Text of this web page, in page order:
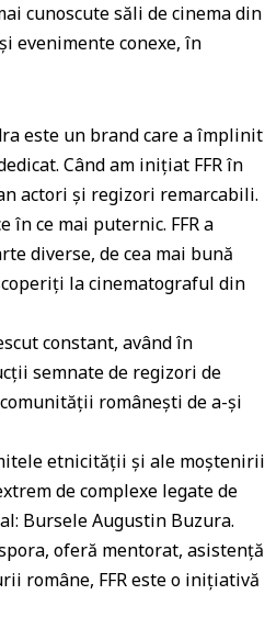
cunoscute săli de cinema din
evenimente conexe, în
este un brand care a împlinit
Când am inițiat FFR în
actori și regizori remarcabili.
ce mai puternic. FFR a
diverse, de cea mai bună
la cinematograful din
constant, având în
semnate de regizori de
româneşti de a-şi
etnicităţii şi ale moştenirii
de complexe legate de
Bursele Augustin Buzura.
oferă mentorat, asistenţă
române, FFR este o iniţiativă